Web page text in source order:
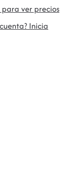
ver precios
Inicia